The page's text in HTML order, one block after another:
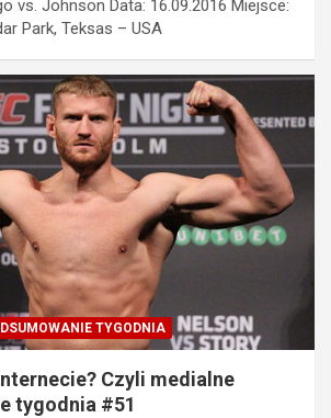
vs. Johnson Data: 16.09.2016 Miejsce:
Park, Teksas – USA
TYGODNIA
Czyli medialne
tygodnia #51